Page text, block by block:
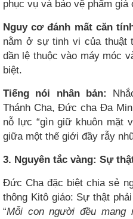
phục vụ và bảo vệ phẩm giá
Nguy cơ đánh mất căn
nằm ở sự tinh vi của thuật
dần lệ thuộc vào máy móc
biệt.
Tiếng nói nhân bản:
Thánh Cha, Đức cha Đa
nỗ lực “gìn giữ khuôn mặt
giữa một thế giới đầy rẫy
3. Nguyên tắc vàng: Sự
Đức Cha đặc biệt chia sẻ
thông Kitô giáo: Sự thật
“Mỗi con người đều mang